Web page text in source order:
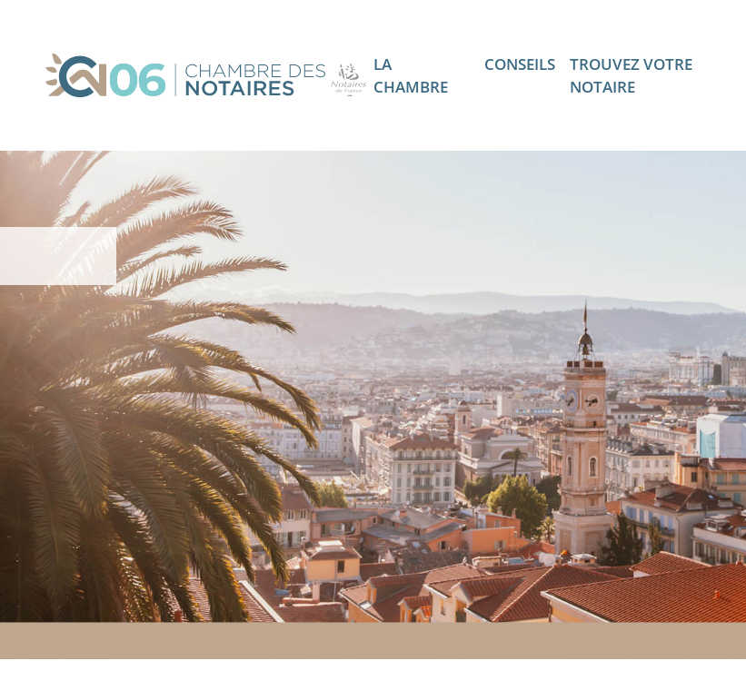
LA
CHAMBRE
CONSEILS
TROUVEZ VOTRE
NOTAIRE